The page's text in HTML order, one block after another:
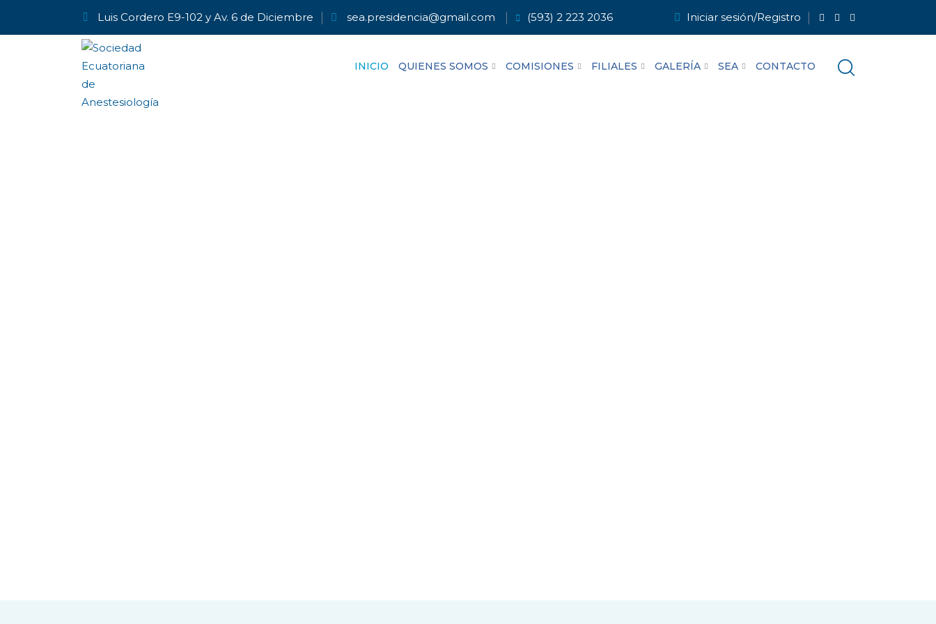
Luis Cordero E9-102 y Av. 6 de Diciembre sea.presidencia@gmail.com (593) 2 223 2036 Iniciar sesión/Registro
INICIO QUIENES SOMOS COMISIONES FILIALES GALERÍA SEA CONTACTO